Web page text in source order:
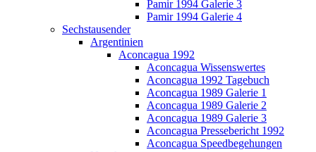
Pamir 1994 Galerie 3
Pamir 1994 Galerie 4
Sechstausender
Argentinien
Aconcagua 1992
Aconcagua Wissenswertes
Aconcagua 1992 Tagebuch
Aconcagua 1989 Galerie 1
Aconcagua 1989 Galerie 2
Aconcagua 1989 Galerie 3
Aconcagua Pressebericht 1992
Aconcagua Speedbegehungen